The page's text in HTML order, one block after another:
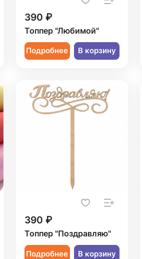
390 ₽
Топпер "Любимой"
Подробнее В корзину
390 ₽
Топпер "Поздравляю"
Подробнее В корзину